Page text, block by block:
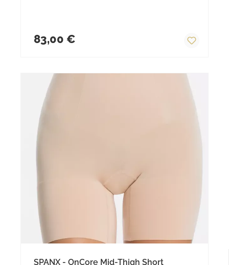
83,00 €
SPANX - OnCore Mid-Thigh Short